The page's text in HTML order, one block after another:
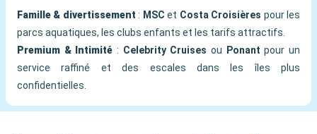
Famille & divertissement : MSC et Costa Croisières pour les
parcs aquatiques, les clubs enfants et les tarifs attractifs.
Premium & Intimité : Celebrity Cruises ou Ponant pour un
service raffiné et des escales dans les îles plus
confidentielles.